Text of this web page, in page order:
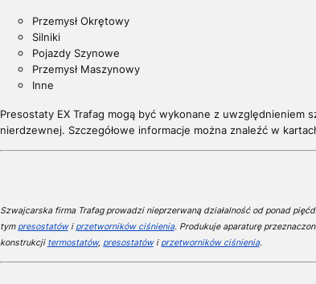
Przemysł Okrętowy
Silniki
Pojazdy Szynowe
Przemysł Maszynowy
Inne
Presostaty EX Trafag mogą być wykonane z
nierdzewnej. Szczegółowe informacje można znaleźć w
Szwajcarska firma Trafag prowadzi nieprzerwaną działalność od ponad
tym presostatówi przetworników ciśnienia. Produkuje aparaturę
konstrukcji termostatów, presostatówi przetworników ciśnienia.